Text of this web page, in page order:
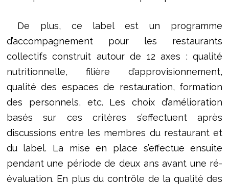
De plus, ce label est un programme
d’accompagnement pour les restaurants
collectifs construit autour de 12 axes : qualité
nutritionnelle, filière d’approvisionnement,
qualité des espaces de restauration, formation
des personnels, etc. Les choix d’amélioration
basés sur ces critères s’effectuent après
discussions entre les membres du restaurant et
du label. La mise en place s’effectue ensuite
pendant une période de deux ans avant une ré-
évaluation. En plus du contrôle de la qualité des